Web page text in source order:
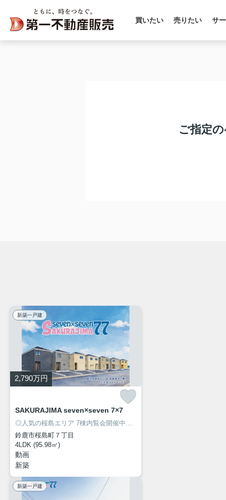
買いたい 売りたい サ
ご指定
新築一戸建
2,790万円
SAKURAJIMA seven×seven 7×7
◎人気の桜島エリア 7棟内覧会開催中！
鈴鹿市桜島町７丁目
4LDK (95.98㎡)
動画
新築
新築一戸建